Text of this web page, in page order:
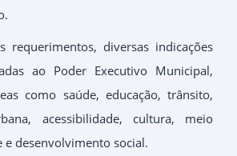
requerimentos, diversas indicações
ao Poder Executivo Municipal,
como saúde, educação, trânsito,
acessibilidade, cultura, meio
e desenvolvimento social.